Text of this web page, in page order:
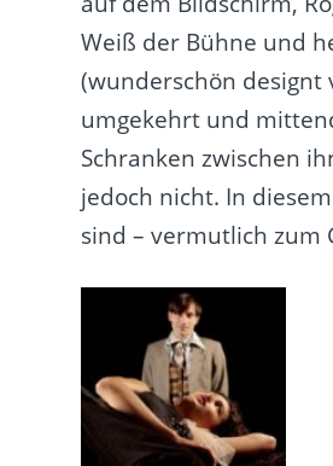
Weiß der Bühne und
(wunderschön designt
umgekehrt und
Schranken zwischen
jedoch nicht. In
sind – vermutlich zum